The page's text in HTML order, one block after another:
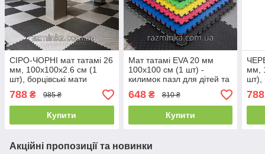
СІРО-ЧОРНІ мат татамі 26
мм, 100х100х2.6 см (1
шт), борцівські мати
788 ₴ 985 ₴
Купити
Мат татамі EVA 20 мм
100х100 см (1 шт) -
килимок пазл для дітей та
спорту
648₴ 810 ₴
Купити
мм,
шт),
788
Акційні пропозиції та новинки